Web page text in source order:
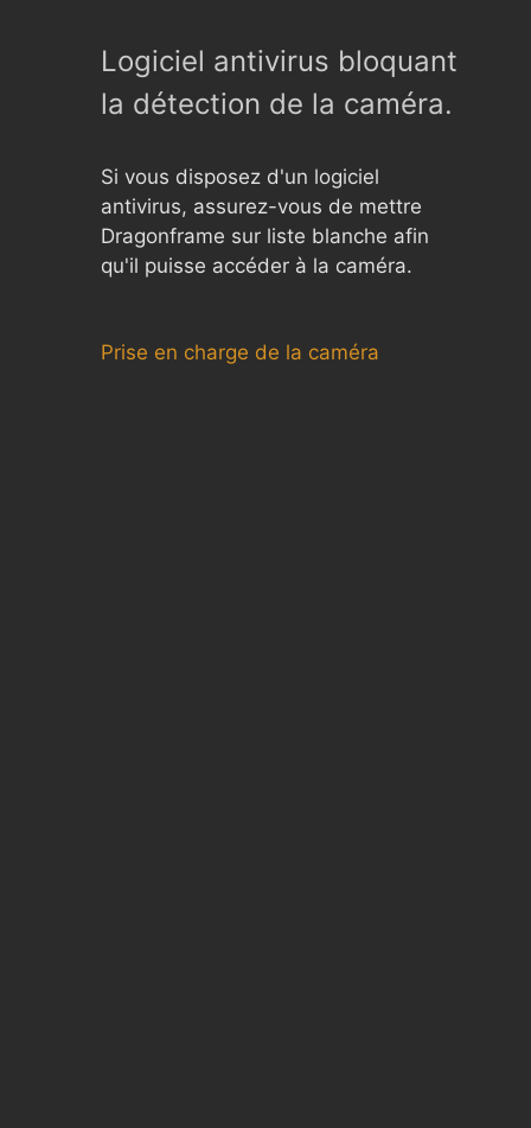
Logiciel antivirus bloquant
la détection de la caméra.
Si vous disposez d'un logiciel
antivirus, assurez-vous de mettre
Dragonframe sur liste blanche afin
qu'il puisse accéder à la caméra.
Prise en charge de la caméra